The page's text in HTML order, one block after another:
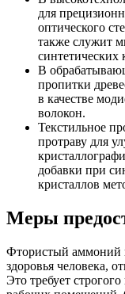
для
оптического
также служит
синтетических
В
пропитки
в качестве
волокон.
Текстильное
протраву для
добавки при
кристаллов
Меры
Фтористый аммоний
здоровья человека,
Это требует